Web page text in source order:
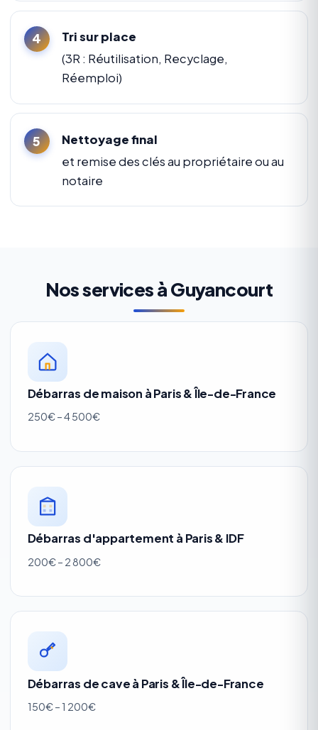
Tri sur place
(3R : Réutilisation, Recyclage,
Réemploi)
Nettoyage final
et remise des clés au propriétaire ou au
notaire
Nos services à Guyancourt
Débarras de maison à Paris & Île-de-France
250€ – 4 500€
Débarras d'appartement à Paris & IDF
200€ – 2 800€
Débarras de cave à Paris & Île-de-France
150€ – 1 200€